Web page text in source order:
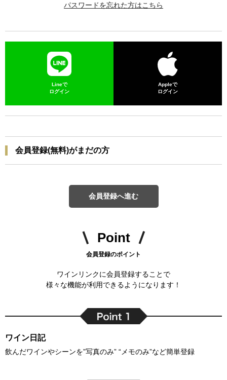
パスワードを忘れた方はこちら
Lineで
ログイン
Appleで
ログイン
会員登録(無料)がまだの方
会員登録へ進む
Point
会員登録のポイント
ワインリンクに会員登録することで
様々な機能が利用できるようになります！
ワイン日記
飲んだワインやシーンを”写真のみ” “メモのみ”など簡単登録